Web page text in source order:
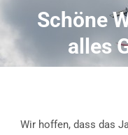
Schöne
alles
Wir hoffen, dass das